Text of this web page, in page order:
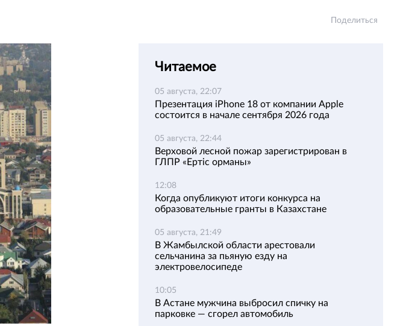
Поделиться
Читаемое
05 августа, 22:07
Презентация iPhone 18 от компании Apple
состоится в начале сентября 2026 года
05 августа, 22:44
Верховой лесной пожар зарегистрирован в
ГЛПР «Ертіс орманы»
12:08
Когда опубликуют итоги конкурса на
образовательные гранты в Казахстане
05 августа, 21:49
В Жамбылской области арестовали
сельчанина за пьяную езду на
электровелосипеде
10:05
В Астане мужчина выбросил спичку на
парковке — сгорел автомобиль